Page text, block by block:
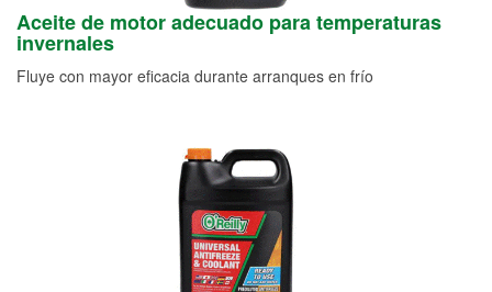
Aceite de motor adecuado para temperaturas
invernales
Fluye con mayor eficacia durante arranques en frío